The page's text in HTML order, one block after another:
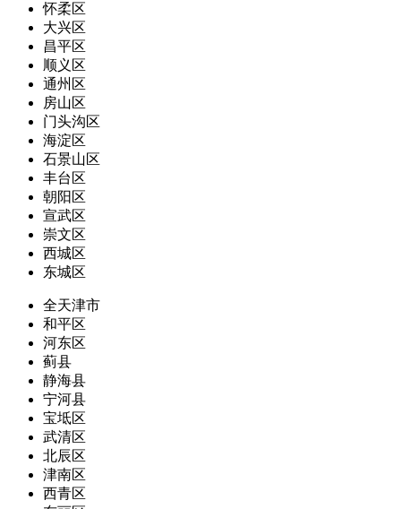
怀柔区
大兴区
昌平区
顺义区
通州区
房山区
门头沟区
海淀区
石景山区
丰台区
朝阳区
宣武区
崇文区
西城区
东城区
全天津市
和平区
河东区
蓟县
静海县
宁河县
宝坻区
武清区
北辰区
津南区
西青区